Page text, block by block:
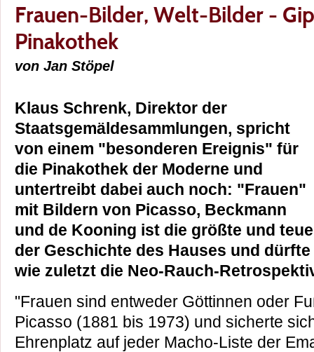
Frauen-Bilder, Welt-Bilder -
Pinakothek
von Jan Stöpel
Klaus Schrenk, Direktor der
Staatsgemäldesammlungen, spricht
von einem "besonderen Ereignis" für
die Pinakothek der Moderne und
untertreibt dabei auch noch: "Frauen"
mit Bildern von Picasso, Beckmann
und de Kooning ist die größte und
der Geschichte des Hauses und
wie zuletzt die Neo-Rauch-
"Frauen sind entweder Göttinnen oder
Picasso (1881 bis 1973) und sicherte
Ehrenplatz auf jeder Macho-Liste der